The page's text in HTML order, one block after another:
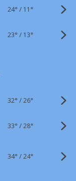
24° / 11°
23° / 13°
32° /26°
33° /28°
34° /24°